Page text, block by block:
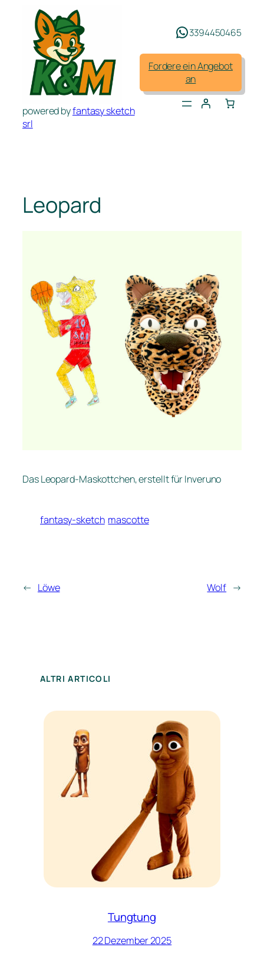
springen
powered byfantasy sketch
srl
3394450465
Fordere ein Angebot
an
Leopard
Das Leopard-Maskottchen, erstellt für Inveruno
fantasy-sketch mascotte
← Löwe Wolf →
ALTRI ARTICOLI
Tungtung
22 Dezember 2025